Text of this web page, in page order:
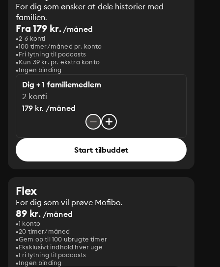
For dig som ønsker at dele historier med
familien.
Fra 179 kr./måned
2-6 konti
100 timer/måned pr. konto
Fri lytning til podcasts
Kun 39 kr. pr. ekstra konto
Ingen binding
Dig + 1 familiemedlem
2 konti
179 kr. /måned
Start tilbuddet
Flex
For dig som vil prøve Mofibo.
89 kr. /måned
1 konto
20 timer/måned
Gem op til 100 ubrugte timer
Eksklusivt indhold hver uge
Fri lytning til podcasts
Ingen binding